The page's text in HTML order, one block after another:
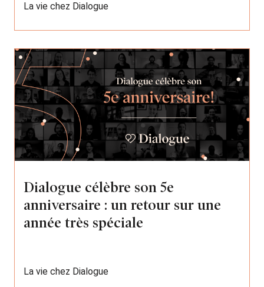
La vie chez Dialogue
Dialogue célèbre son 5e
anniversaire : un retour sur une
année très spéciale
La vie chez Dialogue